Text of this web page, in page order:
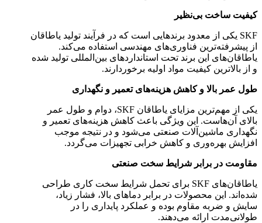
کیفیت ساخت بی‌نظیر
SKF یکی از معدود برندهایی است که در فرآیند تولید یاطاقان
از پیشرفته‌ترین فناوری‌های مهندسی استفاده می‌کند.
یاطاقان‌های این برند تحت استانداردهای بین‌المللی تولید شده
و از بالاترین کیفیت مواد اولیه برخوردارند.
طول عمر بالا و کاهش هزینه‌های تعمیر و نگهداری
یکی از مهم‌ترین مزایای یاطاقان SKF، دوام و طول عمر
بالای آن‌هاست. این ویژگی باعث کاهش هزینه‌های تعمیر و
نگهداری ماشین‌آلات صنعتی می‌شود و در نتیجه موجب
افزایش بهره‌وری و کاهش خرابی تجهیزات می‌گردد.
مقاومت در برابر شرایط سخت صنعتی
یاطاقان‌های SKF برای تحمل شرایط سخت کاری طراحی
شده‌اند. این محصولات در برابر دماهای بالا، فشار زیاد،
سایش و ضربه مقاوم بوده و عملکرد پایداری را در
طولانی‌مدت ارائه می‌دهند.